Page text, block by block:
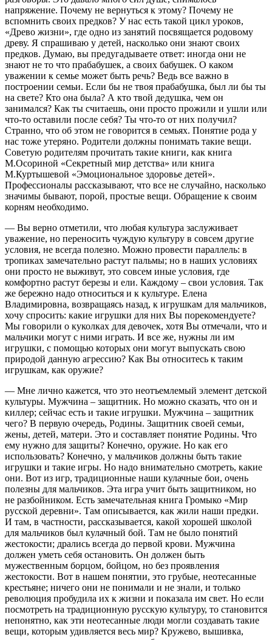
напряжение. Почему не вернуться к этому? Почему не
вспомнить своих предков? У нас есть такой цикл уроков,
«Древо жизни», где одно из занятий посвящается родовому
древу. Я спрашиваю у детей, насколько они знают своих
предков. Думаю, вы предугадываете ответ: иногда они не
знают не то что прабабушек, а своих бабушек. О каком
уважении к семье может быть речь? Ведь все важно в
построении семьи. Если бы не твоя прабабушка, был ли бы ты
на свете? Кто она была? А кто твой дедушка, чем он
занимался? Как ты считаешь, они просто прожили и ушли или
что-то оставили после себя? Ты что-то от них получил?
Странно, что об этом не говорится в семьях. Понятие рода у
нас тоже утеряно. Родители должны понимать такие вещи.
Советую родителям прочитать такие книги, как книга
М.Осориной «Секретный мир детства» или книга
М.Куртышевой «Эмоциональное здоровье детей».
Профессионалы рассказывают, что все не случайно, насколько
значимы бывают, порой, простые вещи. Обращение к своим
корням необходимо.
— Вы верно отметили, что любая культура заслуживает
уважение, но переносить чуждую культуру в совсем другие
условия, не всегда полезно. Можно провести параллель: в
тропиках замечательно растут пальмы; но в наших условиях
они просто не выживут, это совсем иные условия, где
комфортно растут березы и ели. Каждому – свои условия. Так
же бережно надо относиться и к культуре. Елена
Владимировна, возвращаясь назад, к игрушкам для мальчиков,
хочу спросить: какие игрушки для них Вы порекомендуете?
Мы говорили о куколках для девочек, хотя Вы отмечали, что и
мальчики могут с ними играть. И все же, нужны ли им
игрушки, с помощью которых они могут выпускать свою
природой данную агрессию? Как Вы относитесь к таким
игрушкам, как оружие?
— Мне лично кажется, что это неотъемлемый элемент детской
культуры. Мужчина – защитник. Но можно сказать, что он и
киллер; сейчас есть и такие игрушки. Мужчина – защитник
чего? В первую очередь, Родины. Защитник своей семьи,
жены, детей, матери. Это и составляет понятие Родины. Что
ему нужно для защиты? Конечно, оружие. Но как его
использовать? Конечно, у мальчиков должны быть такие
игрушки и такие игры. Но надо внимательно смотреть, какие
они. Вот из игр, традиционные наши кулачные бои, очень
полезны для мальчиков. Эта игра учит быть защитником, но
не разбойником. Есть замечательная книга Громыко «Мир
русской деревни». Там описывается, как жили наши предки.
И там, в частности, рассказывается, какой хорошей школой
для мальчиков был кулачный бой. Там не было понятий
жестокости; дрались всегда до первой крови. Мужчина
должен уметь себя остановить. Он должен быть
мужественным борцом, бойцом, но без проявления
жестокости. Вот в нашем понятии, это грубые, неотесанные
крестьяне; ничего они не понимали и не знали, и только
революция пробудила их к жизни и показала им свет. Но если
посмотреть на традиционную русскую культуру, то становится
непонятно, как эти неотесанные люди могли создавать такие
вещи, которым удивляется весь мир? Кружево, вышивка,